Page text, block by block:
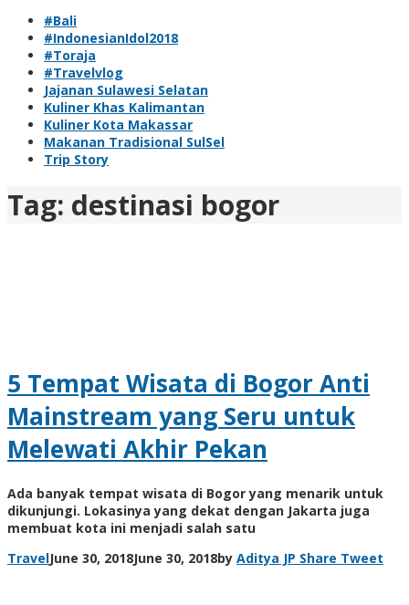
#Bali
#IndonesianIdol2018
#Toraja
#Travelvlog
Jajanan Sulawesi Selatan
Kuliner Khas Kalimantan
Kuliner Kota Makassar
Makanan Tradisional SulSel
Trip Story
Tag: destinasi bogor
5 Tempat Wisata di Bogor Anti
Mainstream yang Seru untuk
Melewati Akhir Pekan
Ada banyak tempat wisata di Bogor yang menarik untuk
dikunjungi. Lokasinya yang dekat dengan Jakarta juga
membuat kota ini menjadi salah satu
TravelJune 30, 2018June 30, 2018by Aditya JP Share Tweet